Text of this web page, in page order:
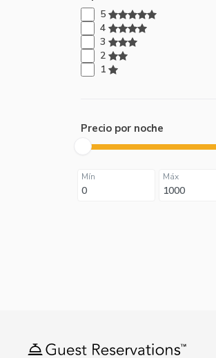
5
4
3
2
1
Precio por noche
Mín Máx